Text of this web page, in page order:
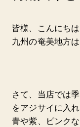
皆様、こんにちは
九州の奄美地方
さて、当店では
をアジサイに入
青や紫、ピンク